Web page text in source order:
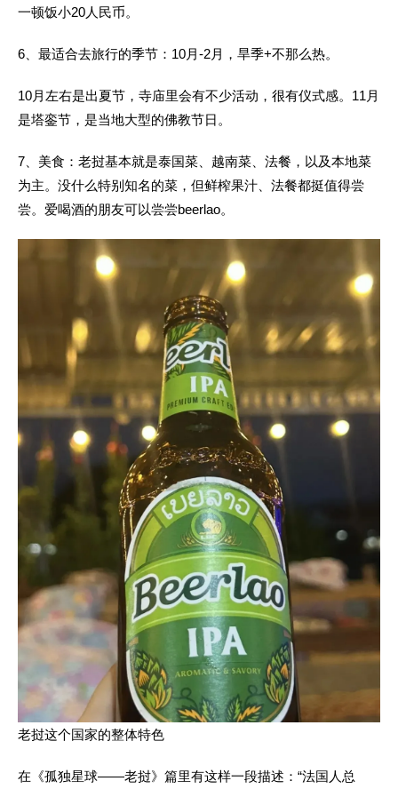
一顿饭小20人民币。
6、最适合去旅行的季节： 10月-2月 ，旱季+不那么热。
10月左右是出夏节，寺庙里会有不少活动，很有仪式感。11月
是塔銮节，是当地大型的佛教节日。
7、美食：老挝基本就是泰国菜、越南菜、法餐，以及本地菜
为主。没什么特别知名的菜，但鲜榨果汁、法餐都挺值得尝
尝。爱喝酒的朋友可以尝尝beerlao。
老挝这个国家的整体特色
在《孤独星球——老挝》篇里有这样一段描述： “法国人总